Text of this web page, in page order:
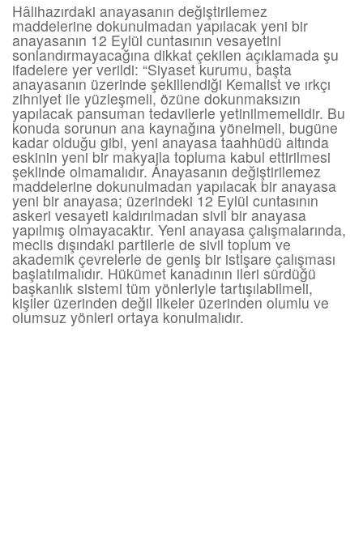
Hâlihazırdaki anayasanın değiştirilemez
maddelerine dokunulmadan yapılacak yeni bir
anayasanın 12 Eylül cuntasının vesayetini
sonlandırmayacağına dikkat çekilen açıklamada şu
ifadelere yer verildi: “Siyaset kurumu, başta
anayasanın üzerinde şekillendiği Kemalist ve ırkçı
zihniyet ile yüzleşmeli, özüne dokunmaksızın
yapılacak pansuman tedavilerle yetinilmemelidir. Bu
konuda sorunun ana kaynağına yönelmeli, bugüne
kadar olduğu gibi, yeni anayasa taahhüdü altında
eskinin yeni bir makyajla topluma kabul ettirilmesi
şeklinde olmamalıdır. Anayasanın değiştirilemez
maddelerine dokunulmadan yapılacak bir anayasa
yeni bir anayasa; üzerindeki 12 Eylül cuntasının
askeri vesayeti kaldırılmadan sivil bir anayasa
yapılmış olmayacaktır. Yeni anayasa çalışmalarında,
meclis dışındaki partilerle de sivil toplum ve
akademik çevrelerle de geniş bir istişare çalışması
başlatılmalıdır. Hükümet kanadının ileri sürdüğü
başkanlık sistemi tüm yönleriyle tartışılabilmeli,
kişiler üzerinden değil ilkeler üzerinden olumlu ve
olumsuz yönleri ortaya konulmalıdır.